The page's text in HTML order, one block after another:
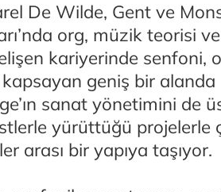
De Wilde, Gent ve
org, müzik teorisi
kariyerinde senfoni,
kapsayan geniş bir
sanat yönetimini de
yürüttüğü projelerle
arası bir yapıya taşıyor.